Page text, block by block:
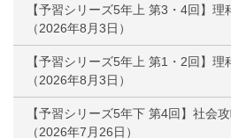
【予習シリーズ5年上 第3・4回】理
2026年8月3日
【予習シリーズ5年上 第1・2回】理
2026年8月3日
【予習シリーズ5年下 第4回】社会
2026年7月26日